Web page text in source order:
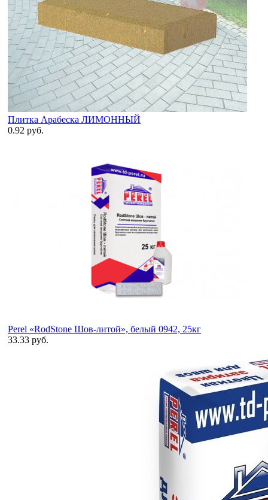
Плитка Арабеска ЛИМОННЫЙ
0.92 руб.
Perel «RodStone Шов-литой», белый 0942, 25кг
33.33 руб.